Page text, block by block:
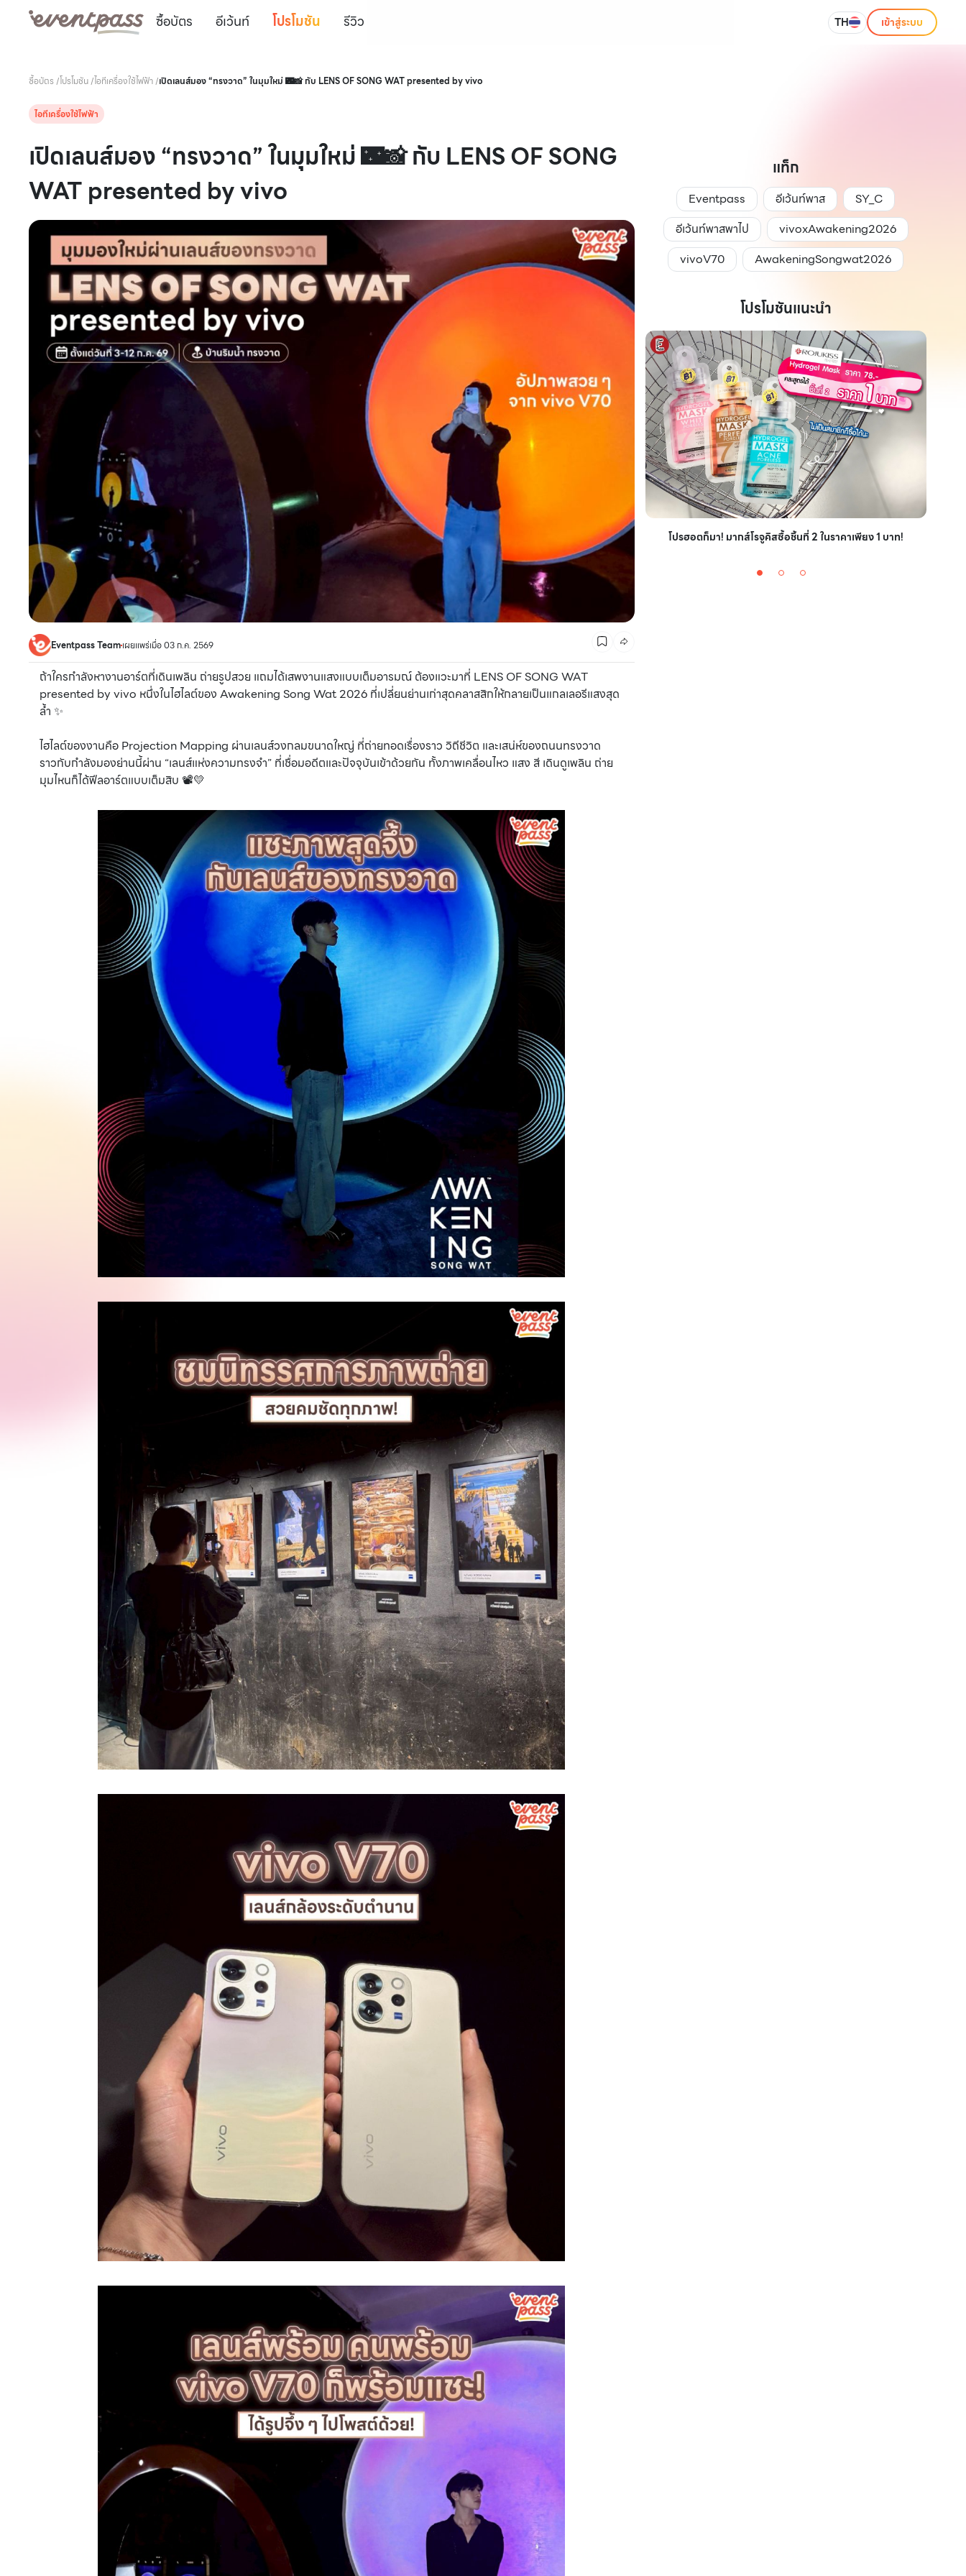
ซื้อบัตร อีเว้นท์ โปรโมชัน รีวิว TH เข้าสู่ระบบ
ซื้อบัตร /โปรโมชัน/ไอทีเครื่องใช้ไฟฟ้า/เปิดเลนส์มอง “ทรงวาด” ในมุมใหม่ 🌃📸 กับ LENS OF SONG WAT presented by vivo
ไอทีเครื่องใช้ไฟฟ้า
เปิดเลนส์มอง “ทรงวาด” ในมุมใหม่ 🌃📸 กับ LENS OF SONG
WAT presented by vivo
Eventpass Teamเผยแพร่เมื่อ 03 ก.ค. 2569
ถ้าใครกำลังหางานอาร์ตที่เดินเพลิน ถ่ายรูปสวย แถมได้เสพงานแสงแบบเต็มอารมณ์ ต้องแวะมาที่ LENS OF SONG WAT
presented by vivo หนึ่งในไฮไลต์ของ Awakening Song Wat 2026 ที่เปลี่ยนย่านเก่าสุดคลาสสิกให้กลายเป็นแกลเลอรีแสงสุด
ล้ำ ✨
ไฮไลต์ของงานคือ Projection Mapping ผ่านเลนส์วงกลมขนาดใหญ่ ที่ถ่ายทอดเรื่องราว วิถีชีวิต และเสน่ห์ของถนนทรงวาด
ราวกับกำลังมองย่านนี้ผ่าน “เลนส์แห่งความทรงจำ” ที่เชื่อมอดีตและปัจจุบันเข้าด้วยกัน ทั้งภาพเคลื่อนไหว แสง สี เดินดูเพลิน ถ่าย
มุมไหนก็ได้ฟีลอาร์ตแบบเต็มสิบ 📽️💛
แท็ก
Eventpass อีเว้นท์พาส
SY_C
อีเว้นท์พาสพาไป
vivoxAwakening2026
vivoV70
AwakeningSongwat2026
โปรโมชันแนะนำ
CMG SHOP SHOP รวมแบรนด์ตัวท็อป ลดสูงสุด50% โปรฮอตก็มา! มากส์โรจูคิสซื้อชิ้นที่ 2 ในราคาเพียง 1 บาท!